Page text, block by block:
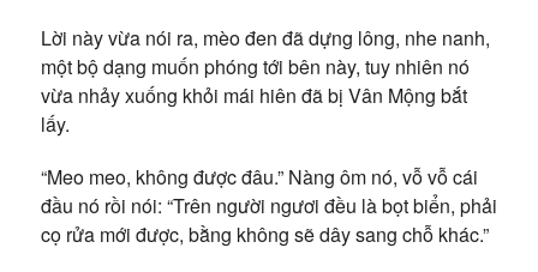
Lời này vừa nói ra, mèo đen đã dựng lông, nhe nanh,
một bộ dạng muốn phóng tới bên này, tuy nhiên nó
vừa nhảy xuống khỏi mái hiên đã bị Vân Mộng bắt
lấy.
“Meo meo, không được đâu.” Nàng ôm nó, vỗ vỗ cái
đầu nó rồi nói: “Trên người ngươi đều là bọt biển, phải
cọ rửa mới được, bằng không sẽ dây sang chỗ khác.”